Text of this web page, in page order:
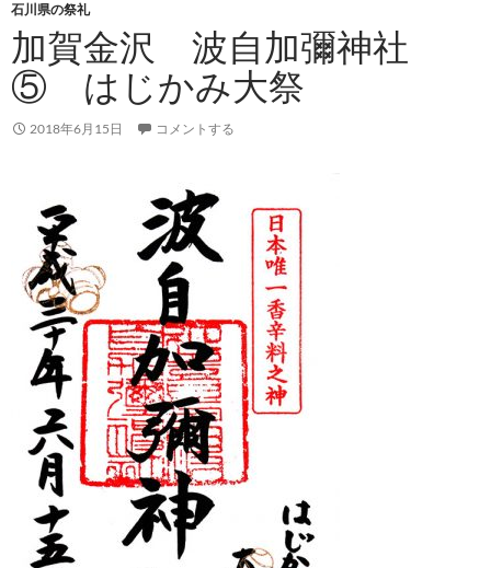
石川県の祭礼
加賀金沢 波自加彌神社
⑤ はじかみ大祭
2018年6月15日 コメントする